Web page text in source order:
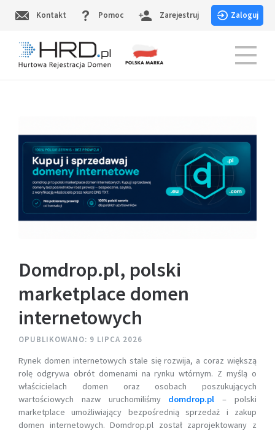
Kontakt Pomoc Zarejestruj Zaloguj
HRD.pl – Hurtowa Rejestracja Domen
Domdrop.pl, polski
marketplace domen
internetowych
OPUBLIKOWANO: 9 LIPCA 2026
Rynek domen internetowych stale się rozwija, a coraz większą
rolę odgrywa obrót domenami na rynku wtórnym. Z myślą o
właścicielach domen oraz osobach poszukujących
wartościowych nazw uruchomiliśmy domdrop.pl – polski
marketplace umożliwiający bezpośrednią sprzedaż i zakup
domen internetowych. Domdrop.pl został zaprojektowany z